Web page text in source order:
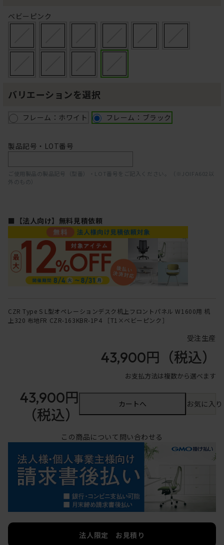
ベビーピンク
バリエーションを選択
フレーム：ホワイト フレーム：ブラック
製品記号・LOT番号
ご使用製品の製品記号（型番）・LOT番号をご記入ください。（※JOIFA602以
外のもの）
■【法人向け】無料見積依頼
CZR Type S L型オペレーションデスク机上フロントパネル W1600用 机
上320 布地FR CZR-163KBR-1P4 ［T1×ベビーピンク］
受注生産
43,900円 （税込）
お支払方法は複数から選べます
43,900円
（税込）
カートへ お気に入
この商品について問い合わせる
法人限定 お見積り